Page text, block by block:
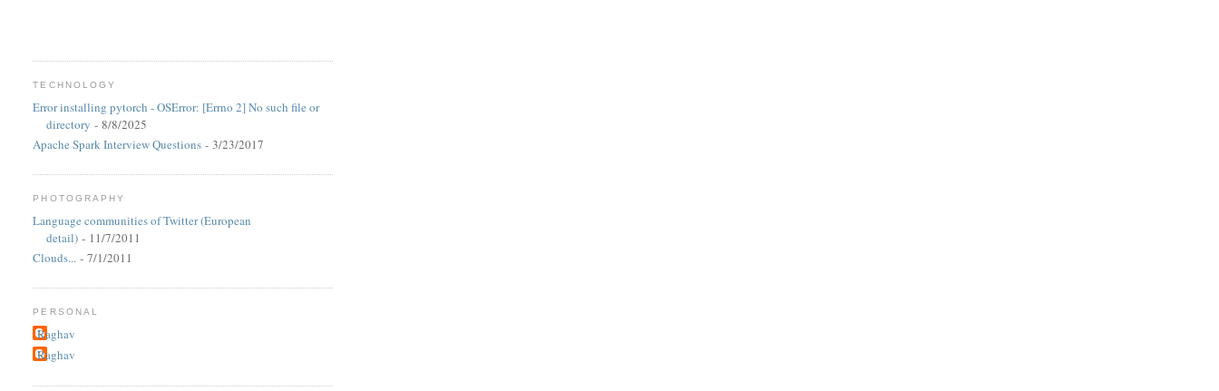
TECHNOLOGY
Error installing pytorch - OSError: [Errno 2] No such file or
directory - 8/8/2025
Apache Spark Interview Questions - 3/23/2017
PHOTOGRAPHY
Language communities of Twitter (European
detail) - 11/7/2011
Clouds... - 7/1/2011
PERSONAL
Raghav
Raghav